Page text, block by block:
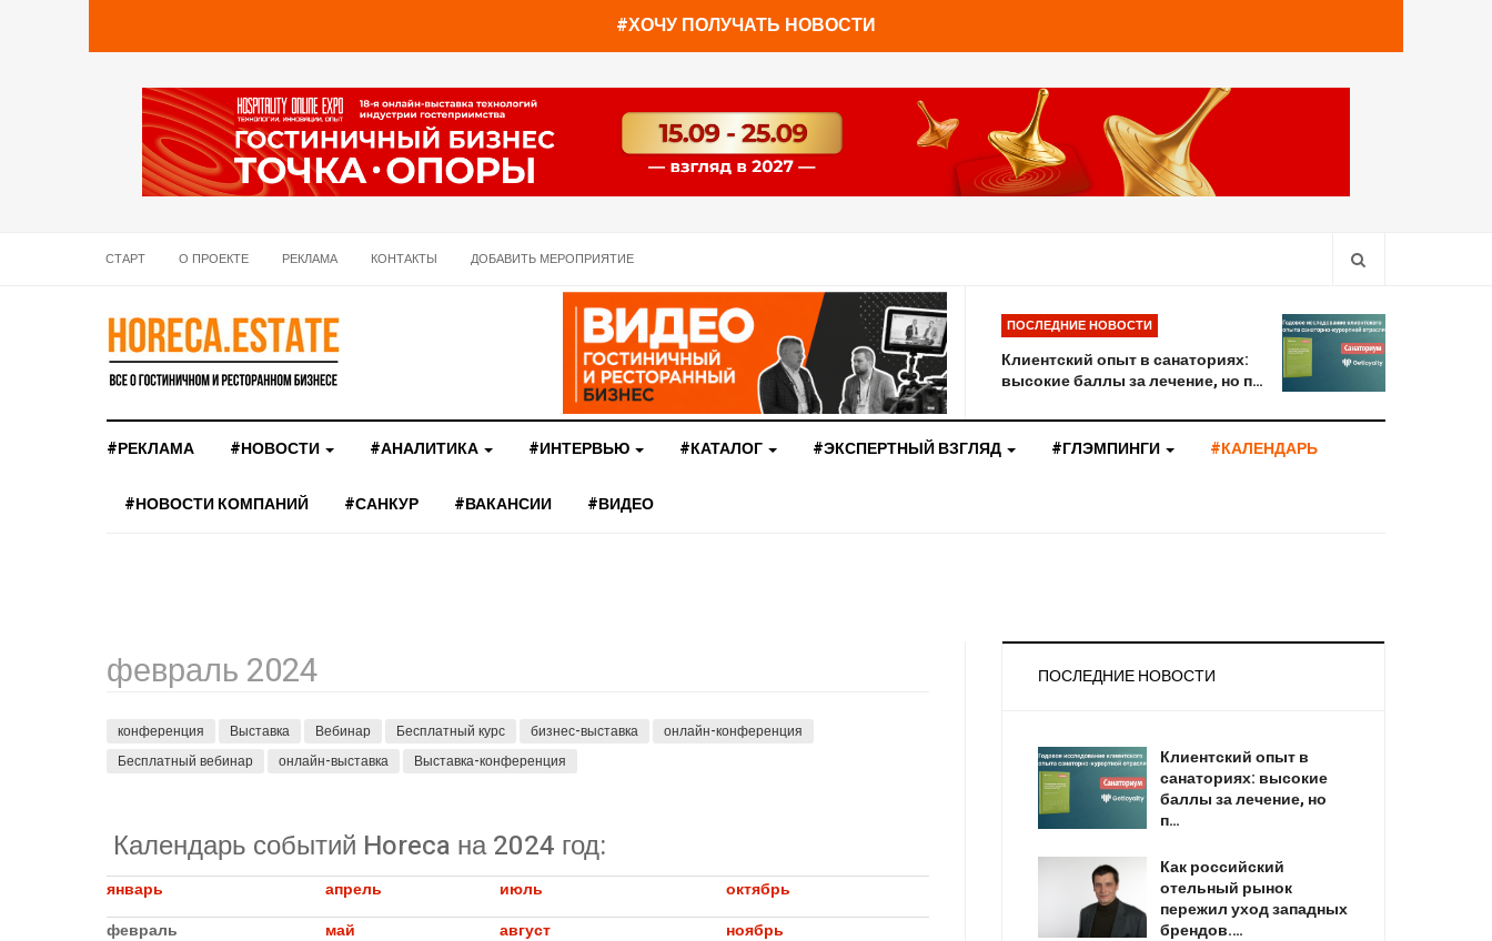
#ХОЧУ ПОЛУЧАТЬ НОВОСТИ
СТАРТ О ПРОЕКТЕ РЕКЛАМА КОНТАКТЫ ДОБАВИТЬ МЕРОПРИЯТИЕ
ПОСЛЕДНИЕ НОВОСТИ
Клиентский опыт в санаториях:
высокие баллы за лечение, но п…
#РЕКЛАМА #НОВОСТИ #АНАЛИТИКА #ИНТЕРВЬЮ #КАТАЛОГ #ЭКСПЕРТНЫЙ ВЗГЛЯД #ГЛЭМПИНГИ #КАЛЕНДАРЬ
#НОВОСТИ КОМПАНИЙ #САНКУР #ВАКАНСИИ #ВИДЕО
февраль 2024
конференция Выставка Вебинар Бесплатный курс бизнес-выставка
онлайн-конференция
Бесплатный вебинар
онлайн-выставка Выставка-конференция
Календарь событий Horeca на 2024 год:
январь апрель июль
октябрь
февраль
май август
ноябрь
ПОСЛЕДНИЕ НОВОСТИ
Клиентский опыт в
санаториях: высокие
баллы за лечение, но
п…
Как российский
отельный рынок
пережил уход западных
брендов.…